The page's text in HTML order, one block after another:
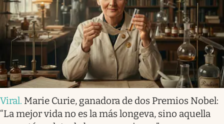
Viral. Marie Curie, ganadora de dos Premios Nobel:
“La mejor vida no es la más longeva, sino aquella